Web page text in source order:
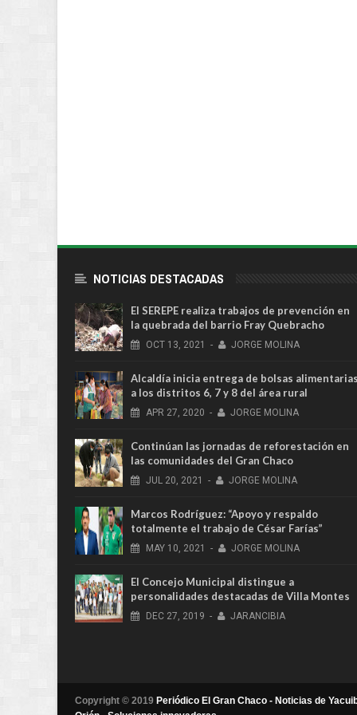
NOTICIAS DESTACADAS
El SEREPE realiza trabajos de prevención en
la quebrada del barrio Fray Quebracho
OCT 13, 2021 - JORGE MOLINA
Alcaldía inicia entrega de bolsas alimentarias
a los distritos 6, 7 y 8 del área rural
APR 27, 2020 - JORGE MOLINA
Continúan las jornadas de reforestación en
las comunidades del Gran Chaco
JUL 20, 2021 - JORGE MOLINA
Marcos Rodríguez: “Apoyo y respaldo
totalmente el trabajo de César Farías”
MAY 10, 2021 - JORGE MOLINA
El Concejo Municipal distingue a
personalidades destacadas de Villa Montes
DEC 27, 2019 - JARANCIBIA
Copyright © 2019 Periódico El Gran Chaco - Noticias de